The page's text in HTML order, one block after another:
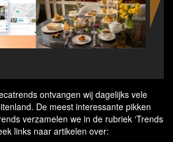
ontvangen wij dagelijks vele
De meest interessante pikken
verzamelen we in de rubriek ‘Trends
links naar artikelen over: